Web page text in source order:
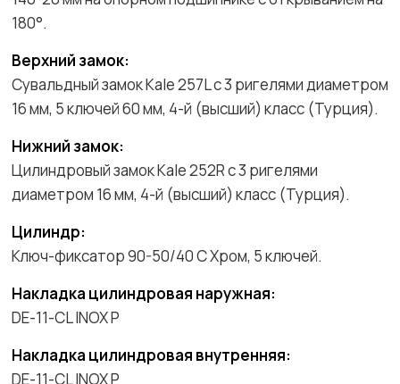
180°.
Верхний замок:
Сувальдный замок Kale 257L с 3 ригелями диаметром
16 мм, 5 ключей 60 мм, 4-й (высший) класс (Турция).
Нижний замок:
Цилиндровый замок Kale 252R с 3 ригелями
диаметром 16 мм, 4-й (высший) класс (Турция).
Цилиндр:
Ключ-фиксатор 90-50/40 С Хром, 5 ключей.
Накладка цилиндровая наружная:
DE-11-CL INOX P
Накладка цилиндровая внутренняя:
DE-11-CL INOX P